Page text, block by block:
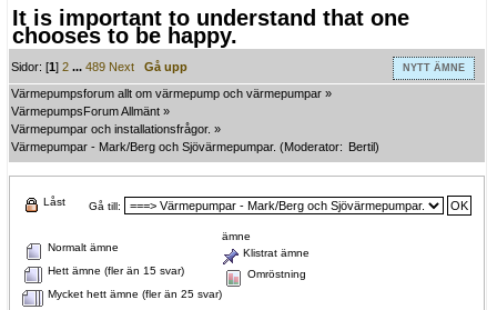
It is important to understand that one
chooses to be happy.
NYTT ÄMNE
Sidor: [1]2 ...489 Next
Gå upp
Värmepumpsforum allt om värmepump och värmepumpar »
VärmepumpsForum Allmänt »
Värmepumpar och installationsfrågor. »
Värmepumpar - Mark/Berg och Sjövärmepumpar. (Moderator: Bertil)
Gå till:
Normalt ämne
Hett ämne (fler än 15 svar)
Mycket hett ämne (fler än 25 svar)
Låst
ämne
Klistrat ämne
Omröstning